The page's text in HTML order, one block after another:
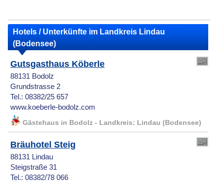
Hotels / Unterkünfte im Landkreis Lindau
(Bodensee)
Gutsgasthaus Köberle
88131 Bodolz
Grundstrasse 2
Tel.: 08382/25 657
www.koeberle-bodolz.com
Gästehaus in Bodolz - Landkreis: Lindau (Bodensee)
Bräuhotel Steig
88131 Lindau
Steigstraße 31
Tel.: 08382/78 066